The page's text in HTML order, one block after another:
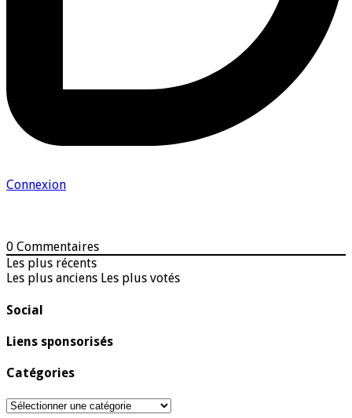
Connexion
0 Commentaires
Les plus récents
Les plus anciens Les plus votés
Social
Liens sponsorisés
Catégories
Catégories